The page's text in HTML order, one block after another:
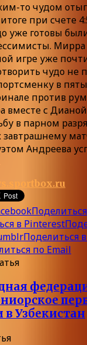
то чудом
при счете
уже готовы
Мирра
игре уже
чудо не
в
против
вместе с
в парном
завтрашнему
Андреева
в Pinterest
Поделиться
по Email
Узбекистан